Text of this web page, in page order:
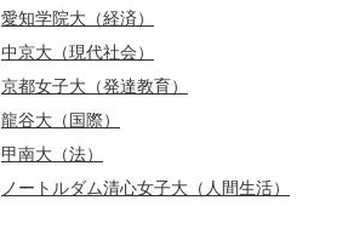
愛知学院大（経済）
中京大（現代社会）
京都女子大（発達教育）
龍谷大（国際）
甲南大（法）
ノートルダム清心女子大（人間生活）